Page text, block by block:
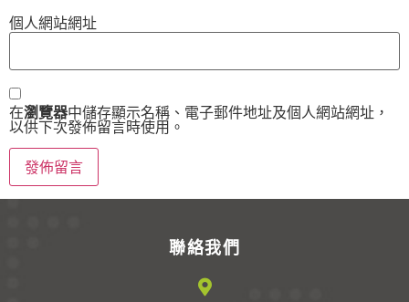
個人網站網址
在瀏覽器中儲存顯示名稱、電子郵件地址及個人網站網址，
以供下次發佈留言時使用。
聯絡我們